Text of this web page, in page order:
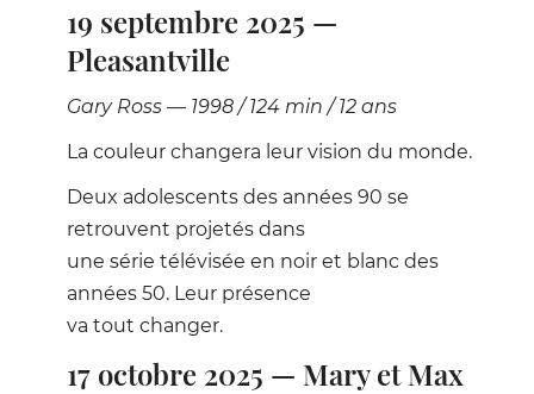
19 septembre 2025 —
Pleasantville
Gary Ross — 1998 / 124 min / 12 ans
La couleur changera leur vision du monde.
Deux adolescents des années 90 se
retrouvent projetés dans
une série télévisée en noir et blanc des
années 50. Leur présence
va tout changer.
17 octobre 2025 — Mary et Max